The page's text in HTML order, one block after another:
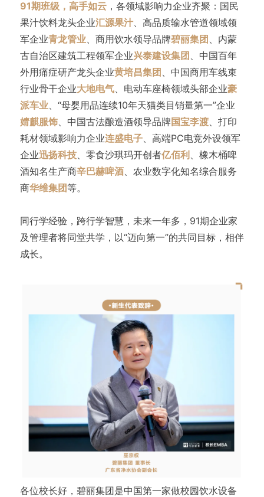
91期班级，高手如云，各领域影响力企业齐聚：国民
果汁饮料龙头企业汇源果汁、高品质输水管道领域领
军企业青龙管业、商用饮水领导品牌碧丽集团 、内蒙
古自治区建筑工程领军企业兴泰建设集团 、中国百年
外用痛症研产龙头企业黄培昌集团 、中国商用车线束
行业骨干企业大地电气、电动车座椅领域头部企业豪
派车业、“母婴用品连续10年天猫类目销量第一”企业
婧麒服饰、中国古法酿造酒领导品牌国宝李渡、打印
耗材领域影响力企业连盛电子、高端PC电竞外设领军
企业迅扬科技、零食沙琪玛开创者亿佰利、橡木桶啤
酒知名生产商辛巴赫啤酒、农业数字化知名综合服务
商华维集团等。
同行学经验，跨行学智慧，未来一年多，91期企业家
及管理者将同堂共学，以“迈向第一”的共同目标，相伴
成长。
各位校长好，碧丽集团是中国第一家做校园饮水设备